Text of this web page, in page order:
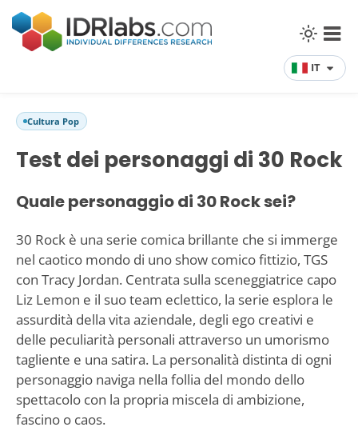
IT
Cultura Pop
Test dei personaggi di 30 Rock
Quale personaggio di 30 Rock sei?
30 Rock è una serie comica brillante che si immerge
nel caotico mondo di uno show comico fittizio, TGS
con Tracy Jordan. Centrata sulla sceneggiatrice capo
Liz Lemon e il suo team eclettico, la serie esplora le
assurdità della vita aziendale, degli ego creativi e
delle peculiarità personali attraverso un umorismo
tagliente e una satira. La personalità distinta di ogni
personaggio naviga nella follia del mondo dello
spettacolo con la propria miscela di ambizione,
fascino o caos.